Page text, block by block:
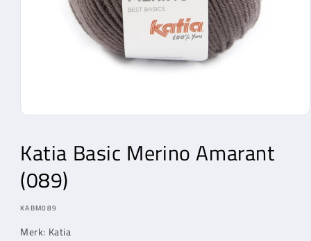
in
modaal
Katia Basic Merino Amarant
(089)
MODEL:
KABM089
Merk: Katia